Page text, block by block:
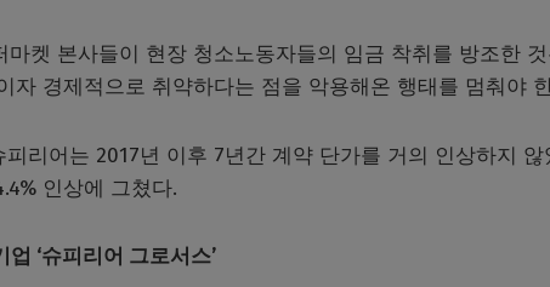
마켓 본사들이 현장 청소노동자들의 임금 착취를 방조한
자 경제적으로 취약하다는 점을 악용해온 행태를 멈춰야
리어는 2017년 이후 7년간 계약 단가를 거의 인상하지
인상에 그쳤다.
‘슈피리어 그로서스’